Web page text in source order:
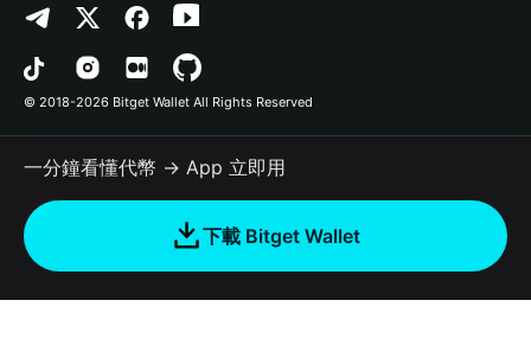
品牌資源
工作機會
Prediction Markets
DApp
RWA
如何購買加密貨幣
合約檢測
批次轉帳
Avalanche
Bitcoin
Polygon
隱私協議
用戶使用協議
© 2018-2026 Bitget Wallet All Rights Reserved
一分鐘看懂代幣 → App 立即用
下載 Bitget Wallet